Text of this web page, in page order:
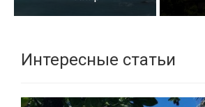
Интересные статьи